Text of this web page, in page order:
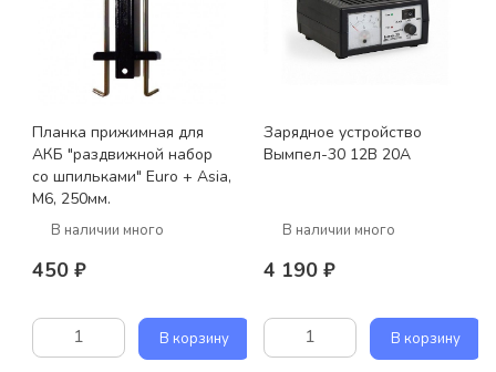
Планка прижимная для
АКБ "раздвижной набор
со шпильками" Euro + Asia,
M6, 250мм.
В наличии много
450 ₽
В корзину
Зарядное устройство
Вымпел-30 12В 20А
В наличии много
4 190 ₽
В корзину